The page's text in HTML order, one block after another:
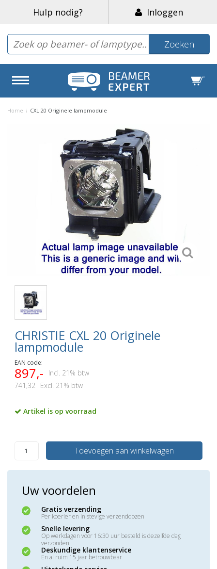
Hulp nodig? Inloggen
Zoeken
Home / CXL 20 Originele lampmodule
CHRISTIE CXL 20 Originele
lampmodule
EAN code:
897,-
Incl. 21% btw
741,32
Excl. 21% btw
Artikel is op voorraad
Toevoegen aan winkelwagen
Uw voordelen
Gratis verzending
Per koerier en in stevige verzenddozen
Snelle levering
Op werkdagen voor 16:30 uur besteld is dezelfde dag
verzonden
Deskundige klantenservice
En al ruim 15 jaar betrouwbaar